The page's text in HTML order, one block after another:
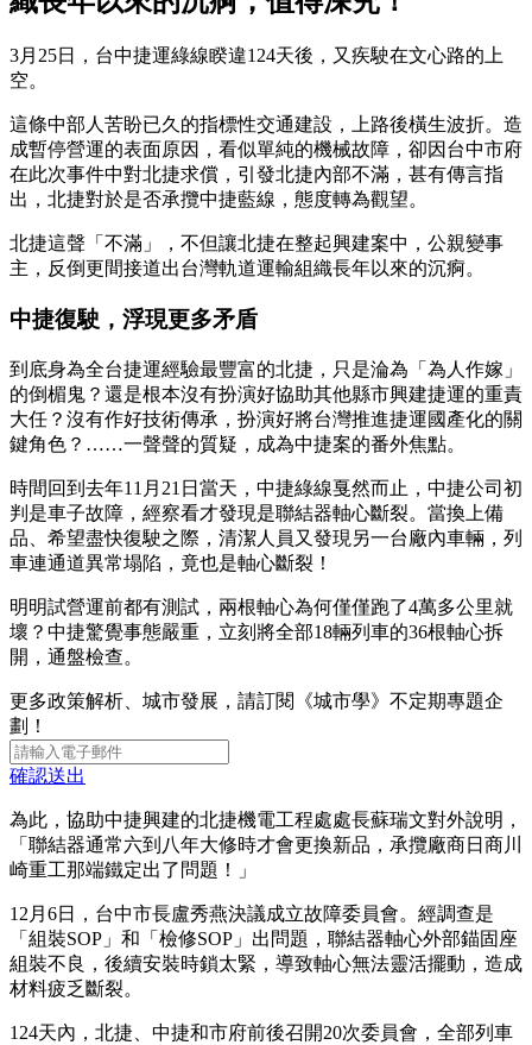
3月25日，台中捷運綠線睽違124天後，又疾駛在文心路的上
空。
這條中部人苦盼已久的指標性交通建設，上路後橫生波折。造
成暫停營運的表面原因，看似單純的機械故障，卻因台中市府
在此次事件中對北捷求償，引發北捷內部不滿，甚有傳言指
出，北捷對於是否承攬中捷藍線，態度轉為觀望。
北捷這聲「不滿」，不但讓北捷在整起興建案中，公親變事
主，反倒更間接道出台灣軌道運輸組織長年以來的沉痾。
中捷復駛，浮現更多矛盾
到底身為全台捷運經驗最豐富的北捷，只是淪為「為人作嫁」
的倒楣鬼？還是根本沒有扮演好協助其他縣市興建捷運的重責
大任？沒有作好技術傳承，扮演好將台灣推進捷運國產化的關
鍵角色？……一聲聲的質疑，成為中捷案的番外焦點。
時間回到去年11月21日當天，中捷綠線戛然而止，中捷公司初
判是車子故障，經察看才發現是聯結器軸心斷裂。當換上備
品、希望盡快復駛之際，清潔人員又發現另一台廠內車輛，列
車連通道異常塌陷，竟也是軸心斷裂！
明明試營運前都有測試，兩根軸心為何僅僅跑了4萬多公里就
壞？中捷驚覺事態嚴重，立刻將全部18輛列車的36根軸心拆
開，通盤檢查。
更多政策解析、城市發展，請訂閱《城市學》不定期專題企
劃！
確認送出
為此，協助中捷興建的北捷機電工程處處長蘇瑞文對外說明，
「聯結器通常六到八年大修時才會更換新品，承攬廠商日商川
崎重工那端鐵定出了問題！」
12月6日，台中市長盧秀燕決議成立故障委員會。經調查是
「組裝SOP」和「檢修SOP」出問題，聯結器軸心外部錨固座
組裝不良，後續安裝時鎖太緊，導致軸心無法靈活擺動，造成
材料疲乏斷裂。
124天內，北捷、中捷和市府前後召開20次委員會，全部列車